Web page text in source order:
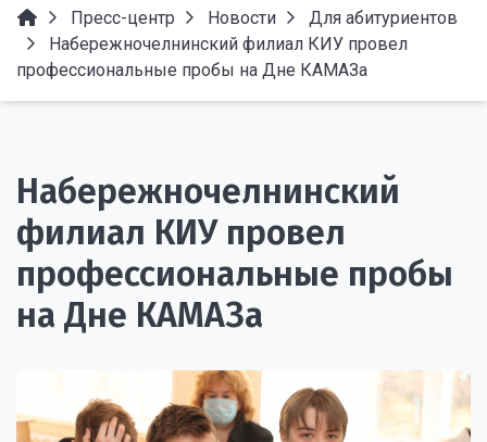
Пресс-центр Новости
Для абитуриентов
Набережночелнинский филиал КИУ провел
профессиональные пробы на Дне КАМАЗа
Набережночелнинский
филиал КИУ провел
профессиональные пробы
на Дне КАМАЗа